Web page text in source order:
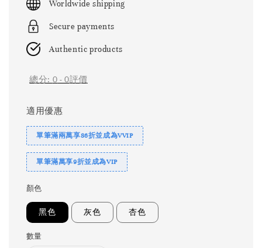
Worldwide shipping
Secure payments
Authentic products
總分: 0 - 0評價
適用優惠
單筆滿兩萬享86折並成為VVIP
單筆滿萬享9折並成為VIP
顏色
黑色 灰色 杏色
數量